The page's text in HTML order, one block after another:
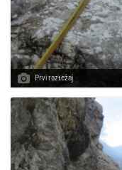
Prvi raztežaj